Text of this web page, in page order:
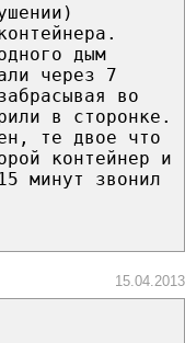
дым
через 7
во
в сторонке.
те двое что
контейнер и
минут звонил
15.04.2013